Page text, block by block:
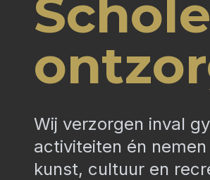
Wij verzorgen inval
activiteiten én
kunst, cultuur en